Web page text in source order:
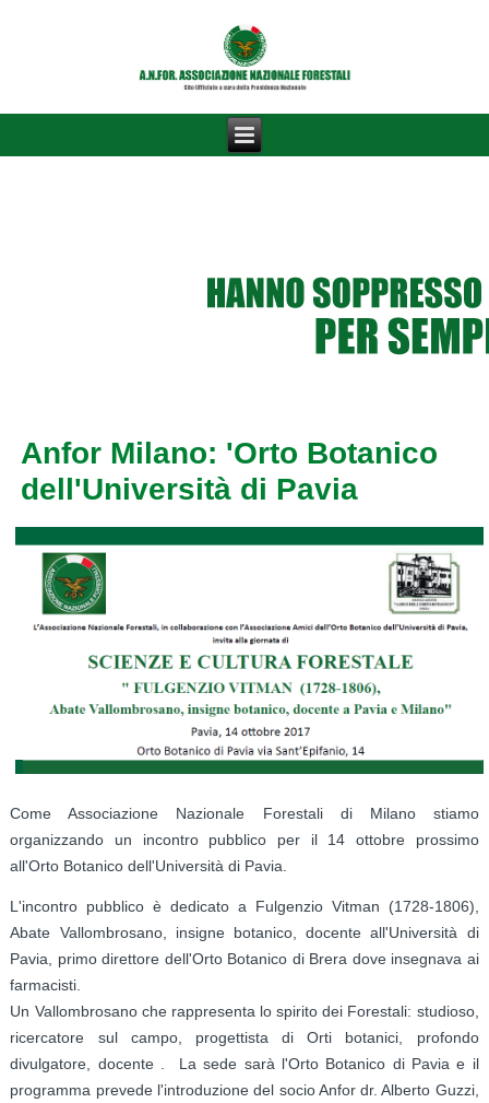
Anfor Milano: 'Orto Botanico
dell'Università di Pavia
Come Associazione Nazionale Forestali di Milano stiamo
organizzando un incontro pubblico per il 14 ottobre prossimo
all'Orto Botanico dell'Università di Pavia.
L'incontro pubblico è dedicato a Fulgenzio Vitman (1728-1806­),
Abate Vallombrosano, insigne botanico, docente all'Univer­sità di
Pavia, primo direttore dell'Orto Botanico di Brera dove insegnava ai
farmacisti.
Un Va­llombrosano che rappresenta lo spirito dei Forestali: studioso,
ricercatore sul campo, progettista di Orti botanici, profondo
divulgatore, docente . La sede sarà l'Orto Botanico di Pavia e il
programma prevede l'introduzione del socio Anfor dr. Alberto Guzzi,